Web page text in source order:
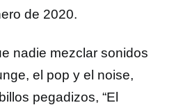
de 2020.
nadie mezclar sonidos
el pop y el noise,
pegadizos, “El